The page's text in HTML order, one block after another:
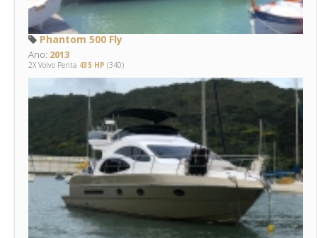
Phantom 500 Fly
Ano: 2013
2X Volvo Penta 435 HP (340)